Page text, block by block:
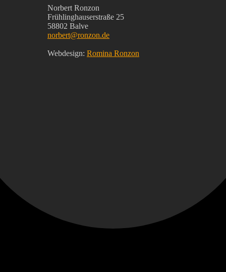
Norbert Ronzon
Frühlinghauserstraße 25
58802 Balve
norbert@ronzon.de
Webdesign: Romina Ronzon